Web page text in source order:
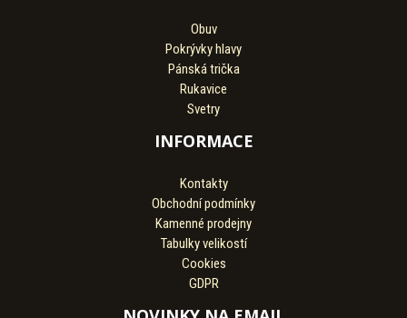
Obuv
Pokrývky hlavy
Pánská trička
Rukavice
Svetry
INFORMACE
Kontakty
Obchodní podmínky
Kamenné prodejny
Tabulky velikostí
Cookies
GDPR